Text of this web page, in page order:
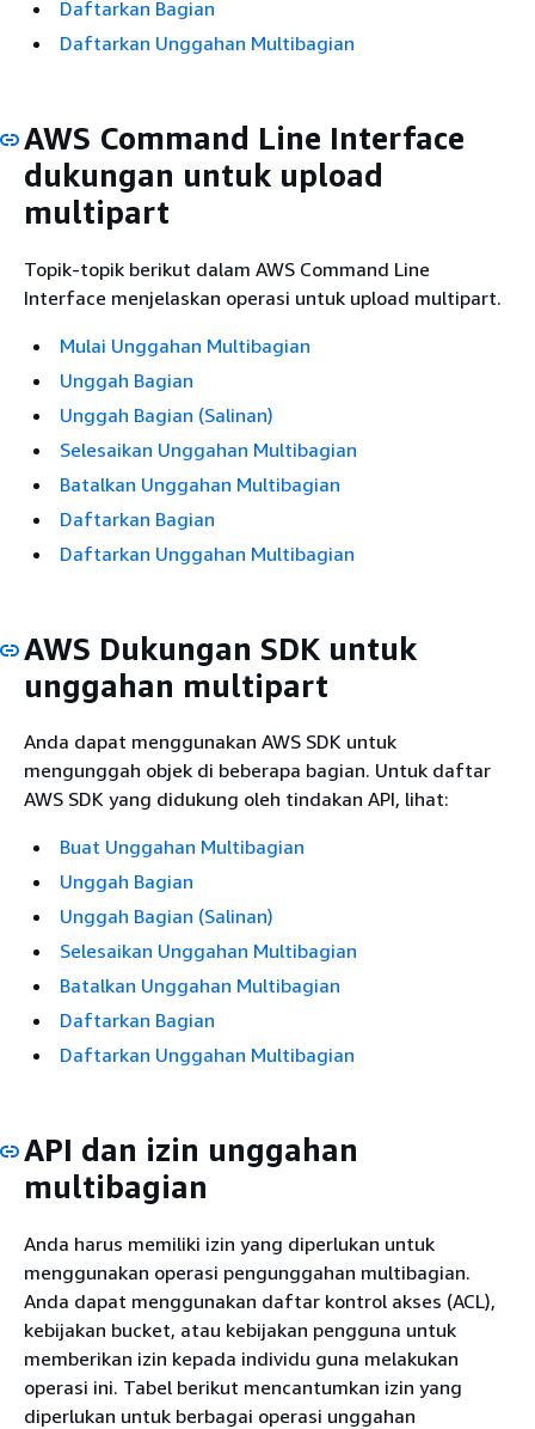
Daftarkan Bagian
Daftarkan Unggahan Multibagian
AWS Command Line Interface
dukungan untuk upload
multipart
Topik-topik berikut dalam AWS Command Line
Interface menjelaskan operasi untuk upload multipart.
Mulai Unggahan Multibagian
Unggah Bagian
Unggah Bagian (Salinan)
Selesaikan Unggahan Multibagian
Batalkan Unggahan Multibagian
Daftarkan Bagian
Daftarkan Unggahan Multibagian
AWS Dukungan SDK untuk
unggahan multipart
Anda dapat menggunakan AWS SDK untuk
mengunggah objek di beberapa bagian. Untuk daftar
AWS SDK yang didukung oleh tindakan API, lihat:
Buat Unggahan Multibagian
Unggah Bagian
Unggah Bagian (Salinan)
Selesaikan Unggahan Multibagian
Batalkan Unggahan Multibagian
Daftarkan Bagian
Daftarkan Unggahan Multibagian
API dan izin unggahan
multibagian
Anda harus memiliki izin yang diperlukan untuk
menggunakan operasi pengunggahan multibagian.
Anda dapat menggunakan daftar kontrol akses (ACL),
kebijakan bucket, atau kebijakan pengguna untuk
memberikan izin kepada individu guna melakukan
operasi ini. Tabel berikut mencantumkan izin yang
diperlukan untuk berbagai operasi unggahan